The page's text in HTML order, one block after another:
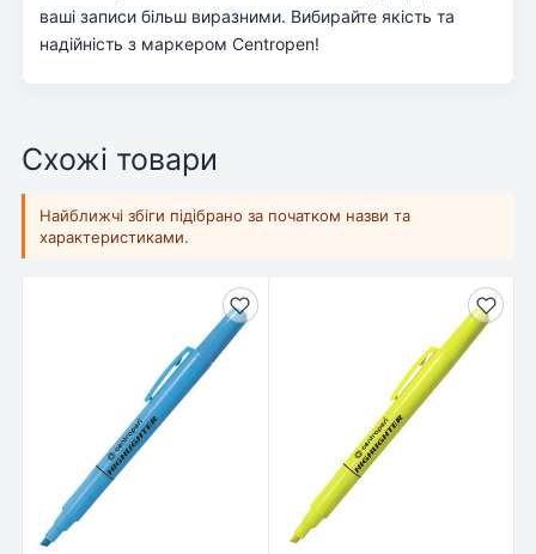
ваші записи більш виразними. Вибирайте якість та
надійність з маркером Centropen!
Схожі товари
Найближчі збіги підібрано за початком назви та
характеристиками.